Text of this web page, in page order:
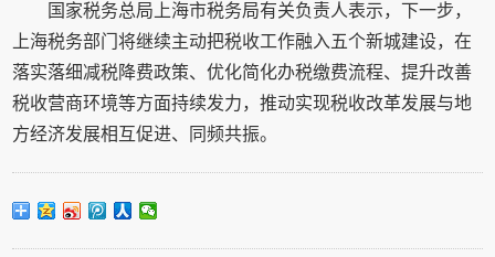
国家税务总局上海市税务局有关负责人表示，下一步，
上海税务部门将继续主动把税收工作融入五个新城建设，在
落实落细减税降费政策、优化简化办税缴费流程、提升改善
税收营商环境等方面持续发力，推动实现税收改革发展与地
方经济发展相互促进、同频共振。